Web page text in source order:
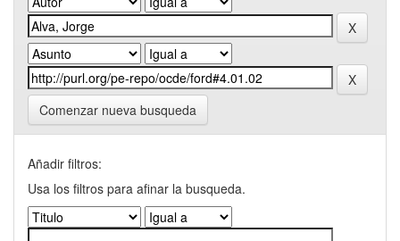
Comenzar nueva busqueda
Añadir filtros:
Usa los filtros para afinar la busqueda.